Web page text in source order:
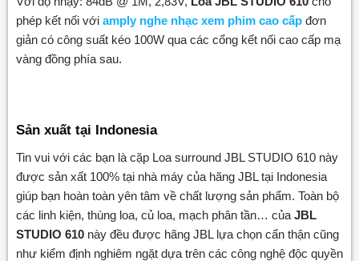
phép kết nối với amply nghe nhạc xem phim cao cấpđơn
giản có công suất kéo 100W qua các cổng kết nối cao cấp mạ
vàng đồng phía sau.
Sản xuất tại Indonesia
Tin vui với các bạn là cặp Loa surround JBL STUDIO 610 này
được sản xất 100% tại nhà máy của hãng JBL tại Indonesia
giúp bạn hoàn toàn yên tâm về chất lượng sản phẩm. Toàn bộ
các linh kiện, thùng loa, củ loa, mạch phân tần… của JBL
STUDIO 610này đều được hãng JBL lựa chọn cẩn thận cũng
như kiểm định nghiêm ngặt dựa trên các công nghệ độc quyền